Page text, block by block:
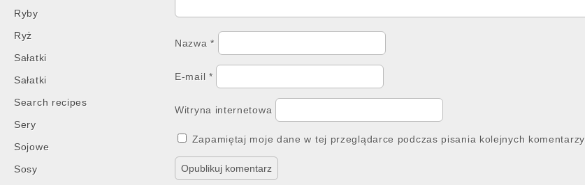
Ryby
Ryż
Sałatki
Sałatki
Search recipes
Sery
Sojowe
Sosy
Nazwa*
E-mail *
Witryna internetowa
Zapamiętaj moje dane w tej przeglądarce podczas pisania kolejnych komentarzy.